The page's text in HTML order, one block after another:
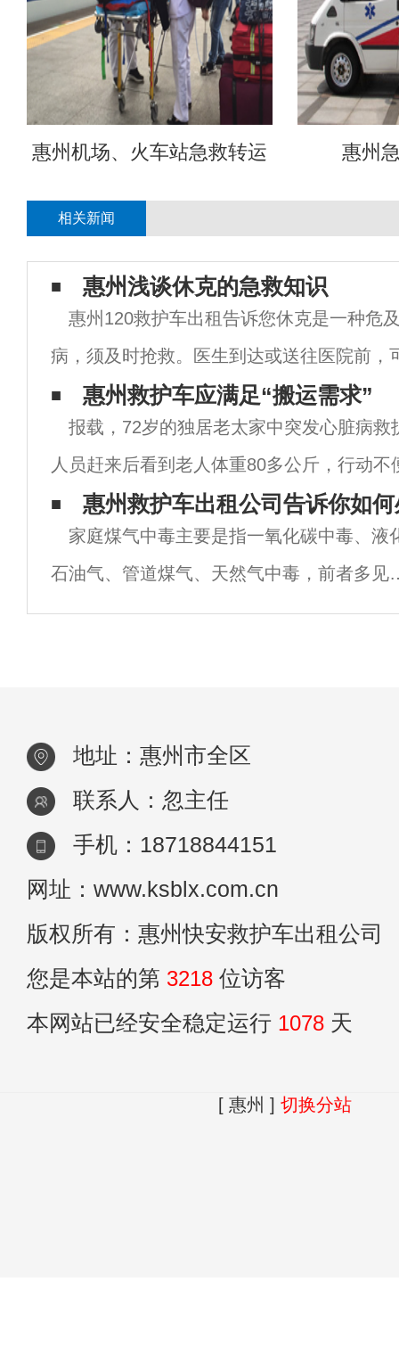
惠州机场、火车站急救转运 惠州
相关新闻
惠州浅谈休克的急救知识
惠州120救护车出租告诉您休克是一种危
病，须及时抢救。医生到达或送往医院前，
进行抢救：1.尽量避免移动或影响患者，让
枕头，松开领口、胸罩和腰带，注意保温。
惠州救护车应满足“搬运需求”
报载，72岁的独居老太家中突发心脏病救
人员赶来后看到老人体重80多公斤，行动不
动老人”，随即离开。急救人员说，他们是
是“老搬”，还拿出一张单子让邻居们签字证
惠州救护车出租公司告诉你如
家庭煤气中毒主要是指一氧化碳中毒、液
石油气、管道煤气、天然气中毒，前者多见
冬季煤炉加热、门窗关闭、排烟不良，后者
地址：惠州市全区
联系人：忽主任
手机：18718844151
网址：www.ksblx.com.cn
版权所有：惠州快安救护车出租公司
您是本站的第 3218 位访客
本网站已经安全稳定运行 1078 天
[ 惠州 ] 切换分站